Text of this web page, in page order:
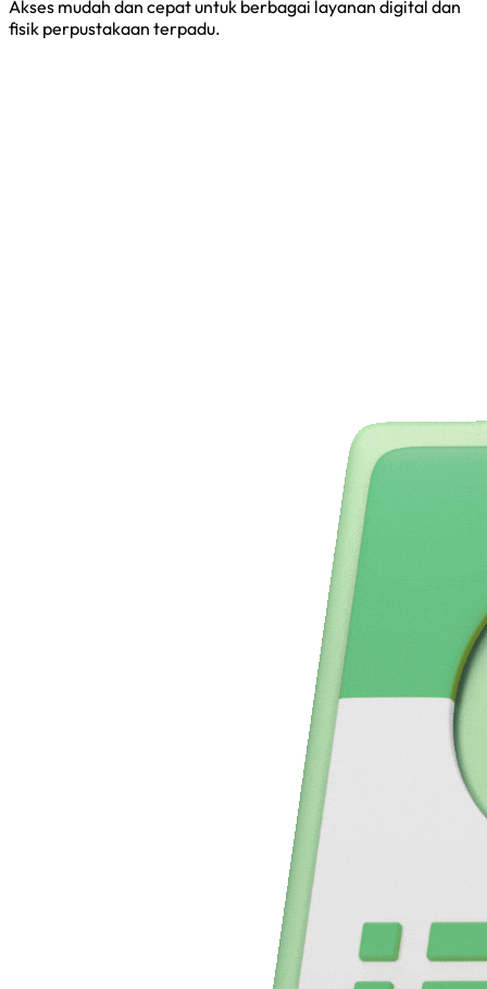
Akses mudah dan cepat untuk berbagai layanan digital dan
fisik perpustakaan terpadu.